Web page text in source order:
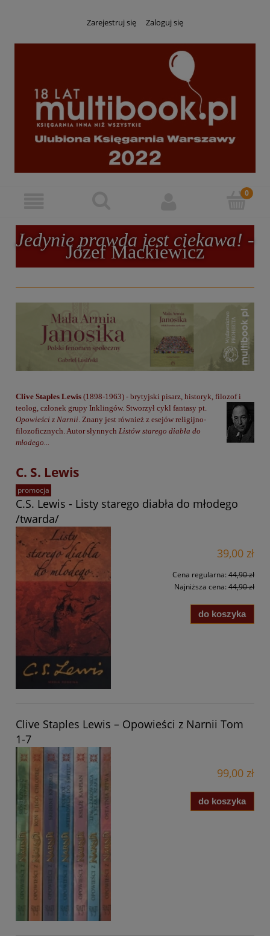
Zarejestruj się Zaloguj się
Jedynie prawda jest ciekawa! -
Józef Mackiewicz
Clive Staples Lewis (1898-1963) - brytyjski pisarz, historyk, filozof i
teolog, członek grupy Inklingów. Stworzył cykl fantasy pt.
Opowieści z Narnii . Znany jest również z esejów religijno-
filozoficznych. Autor słynnych Listów starego diabła do
młodego...
C. S. Lewis
C.S. Lewis - Listy starego diabła do młodego
/twarda/
39,00 zł
Cena regularna: 44,90 zł
Najniższa cena: 44,90 zł
do koszyka
promocja
Clive Staples Lewis – Opowieści z Narnii Tom
1-7
99,00 zł
do koszyka